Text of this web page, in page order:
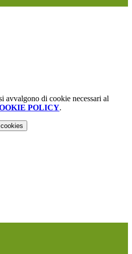
avvalgono di cookie necessari al
POLICY.